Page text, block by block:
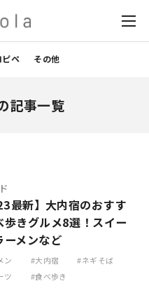
ペ その他
記事一覧
最新】大内宿のおすす
歩きグルメ8選！スイー
ーメンなど
ン 大内宿
ネギそば
ツ
食べ歩き